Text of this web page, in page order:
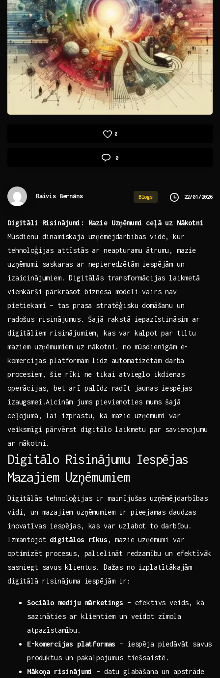
0
0
Raivis Bernāns Blogs 22/01/2026
Digitāli Risinājumi: Mazie Uzņēmumi ceļā uz Nākotni
Mūsdienu dinamiskajā uzņēmējdarbības vidē, kur
tehnoloģijas‍ attīstās ar‌ neapturamu ātrumu, mazie
uzņēmumi ‍saskaras ‌ar nepieredzētām iespējām un
izaicinājumiem. Digitālās⁣ transformācijas‌ laikmetā
vienkārši pārkrāsot biznesa modeli⁢ vairs ​nav
pietiekami –⁢ tas ‍prasa stratēģisku domāšanu un
radošus ⁤risinājumus.⁣ Šajā‌ rakstā ​iepazīstināsim ar
digitāliem risinājumiem, ‌kas var kalpot⁢ par tiltu
⁤maziem uzņēmumiem uz nākotni. no mūsdienīgām e-
komercijas​ platformām līdz ⁢automatizētām ⁤darba
procesiem,⁢ šie​ rīki ne tikai atvieglo‍ ikdienas
operācijas, bet arī ‌palīdz⁣ radīt​ jaunas iespējas
izaugsmei.Aicinām​ jums pievienoties mums šajā
ceļojumā, lai izprastu, kā mazie ⁣uzņēmumi var
veiksmīgi pārvērst⁢ digitālo laikmetu⁤ par savienojumu
ar‌ nākotni.
Digitālo‌ Risinājumu Iespējas‍
Mazajiem ‌Uzņēmumiem
Digitālās ‌tehnoloģijas ir ⁣mainījušas uzņēmējdarbības
vidi, un mazajiem uzņēmumiem ir pieejamas daudzas
inovatīvas ​iespējas, kas var uzlabot⁣ to ⁢darbību.
Izmantojot digitālos rīkus , ⁣mazie ‌uzņēmumi var ​
optimizēt ⁣procesus, palielināt⁣ redzamību un efektīvāk‌
sasniegt savus⁤ klientus. Dažas no izplatītākajām
digitālā ⁢risinājuma iespējām‌ ir:
Sociālo mediju mārketings – efektīvs veids, kā
sazināties ar klientiem un‌ veidot zīmola
‌atpazīstamību.
E-komercijas platformas – iespēja piedāvāt savus
produktus un ⁢pakalpojumus tiešsaistē.
Mākoņa risinājumi
– datu glabāšana‍ un apstrāde